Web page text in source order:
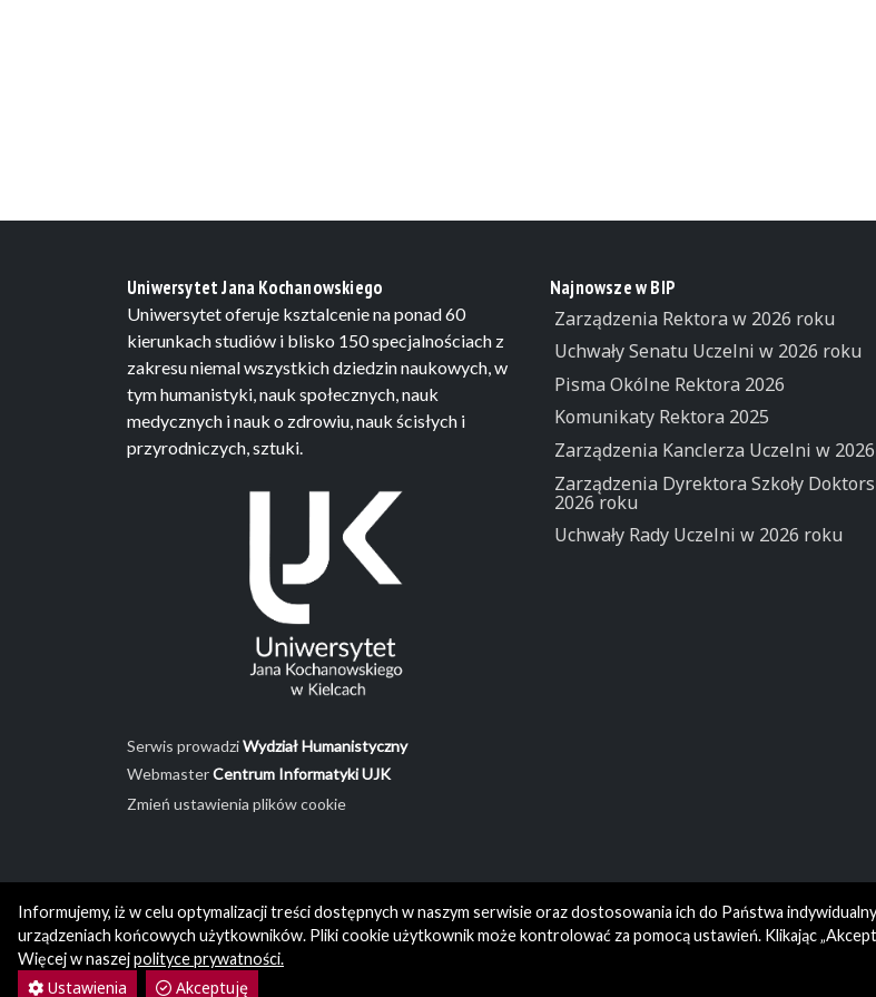
Uniwersytet Jana Kochanowskiego
Uniwersytet oferuje ksztalcenie na ponad 60
kierunkach studiów i blisko 150 specjalnościach z
zakresu niemal wszystkich dziedzin naukowych, w
tym humanistyki, nauk społecznych, nauk
medycznych i nauk o zdrowiu, nauk ścisłych i
przyrodniczych, sztuki.
Serwis prowadziWydział Humanistyczny
WebmasterCentrum Informatyki UJK
Zmień ustawienia plików cookie
Najnowsze w BIP
Zarządzenia Rektora w 2026 roku
Uchwały Senatu Uczelni w 2026 roku
Pisma Okólne Rektora 2026
Komunikaty Rektora 2025
Zarządzenia Kanclerza Uczelni w
Zarządzenia Dyrektora Szkoły
2026 roku
Uchwały Rady Uczelni w 2026 roku
Informujemy, iż w celu optymalizacji treści dostępnych w naszym serwisie oraz dostosowania ich do Państwa
urządzeniach końcowych użytkowników. Pliki cookie użytkownik może kontrolować za pomocą ustawień. Klikając
Więcej w naszejpolityce prywatności.
Ustawienia Akceptuję